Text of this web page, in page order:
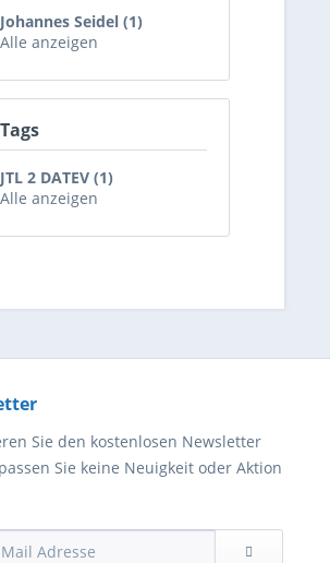
Johannes Seidel (1)
Alle anzeigen
Tags
JTL 2 DATEV (1)
Alle anzeigen
Sie den kostenlosen Newsletter
Sie keine Neuigkeit oder Aktion